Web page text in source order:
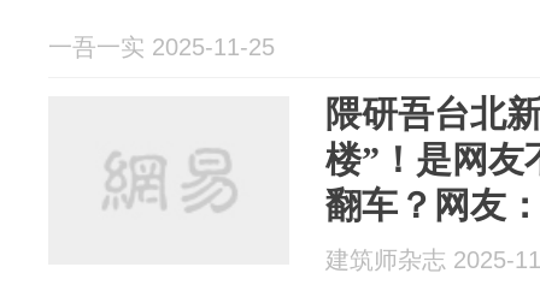
一吾一实 2025-11-25
隈研吾台北
楼”！是网友
翻车？网友
了？
建筑师杂志 2025-